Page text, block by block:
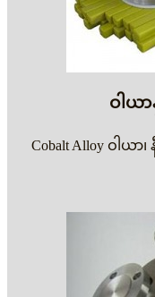
ဝါယ
Cobalt Alloy ဝါယ